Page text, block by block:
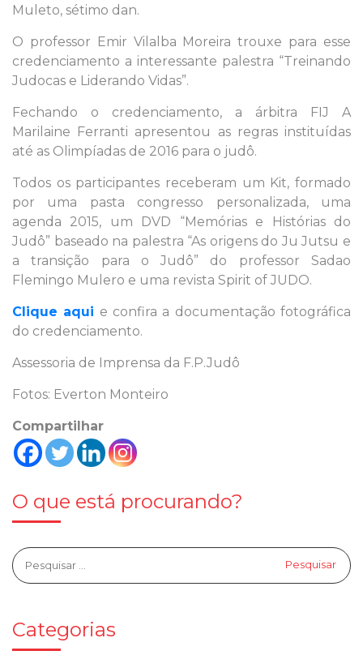
Muleto, sétimo dan.
O professor Emir Vilalba Moreira trouxe para esse
credenciamento a interessante palestra “Treinando
Judocas e Liderando Vidas”.
Fechando o credenciamento, a árbitra FIJ A
Marilaine Ferranti apresentou as regras instituídas
até as Olimpíadas de 2016 para o judô.
Todos os participantes receberam um Kit, formado
por uma pasta congresso personalizada, uma
agenda 2015, um DVD “Memórias e Histórias do
Judô” baseado na palestra “As origens do Ju Jutsu e
a transição para o Judô” do professor Sadao
Flemingo Mulero e uma revista Spirit of JUDO.
Clique aqui e confira a documentação fotográfica
do credenciamento.
Assessoria de Imprensa da F.P.Judô
Fotos: Everton Monteiro
Compartilhar
O que está procurando?
Categorias